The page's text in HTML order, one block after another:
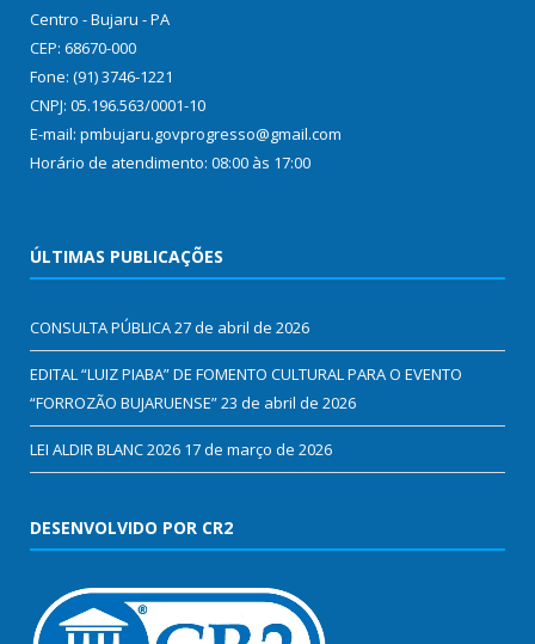
Centro - Bujaru - PA
CEP: 68670-000
Fone: (91) 3746-1221
CNPJ: 05.196.563/0001-10
E-mail: pmbujaru.govprogresso@gmail.com
Horário de atendimento: 08:00 às 17:00
ÚLTIMAS PUBLICAÇÕES
CONSULTA PÚBLICA27 de abril de 2026
EDITAL “LUIZ PIABA” DE FOMENTO CULTURAL PARA O EVENTO
“FORROZÃO BUJARUENSE”23 de abril de 2026
LEI ALDIR BLANC 2026 17 de março de 2026
DESENVOLVIDO POR CR2